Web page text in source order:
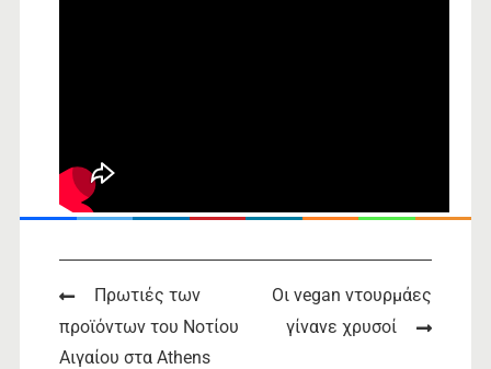
Post
navigation
Πρωτιές των
προϊόντων του Νοτίου
Αιγαίου στα Athens
Οι vegan ντουρμάες
γίνανε χρυσοί